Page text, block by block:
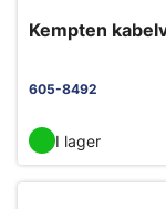
Kempten
605-8492
I lager